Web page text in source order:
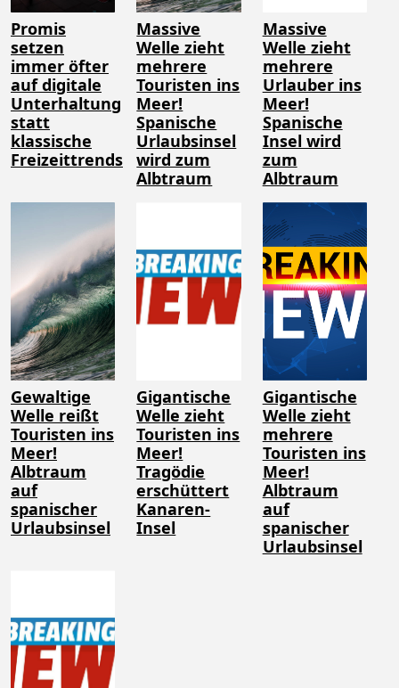
Promis
setzen
immer öfter
auf digitale
Unterhaltung
statt
klassische
Freizeittrends
Massive
Welle zieht
mehrere
Touristen ins
Meer!
Spanische
Urlaubsinsel
wird zum
Albtraum
Massive
Welle zieht
mehrere
Urlauber ins
Meer!
Spanische
Insel wird
zum
Albtraum
Gewaltige
Welle reißt
Touristen ins
Meer!
Albtraum
auf
spanischer
Urlaubsinsel
Gigantische
Welle zieht
Touristen ins
Meer!
Tragödie
erschüttert
Kanaren-
Insel
Gigantische
Welle zieht
mehrere
Touristen ins
Meer!
Albtraum
auf
spanischer
Urlaubsinsel